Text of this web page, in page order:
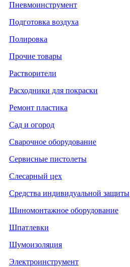
Пневмоинструмент
Подготовка воздуха
Полировка
Прочие товары
Растворители
Расходники для покраски
Ремонт пластика
Сад и огород
Сварочное оборудование
Сервисные пистолеты
Слесарный цех
Средства индивидуальной защиты
Шиномонтажное оборудование
Шпатлевки
Шумоизоляция
Электроинструмент